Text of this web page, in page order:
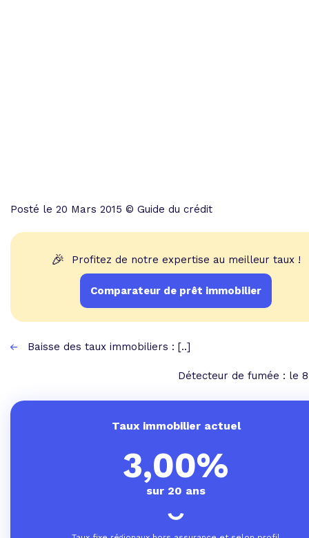
Posté le 20 Mars 2015 © Guide du crédit
🎉 Profitez de notre expertise au meilleur taux !
Comparateur de prêt immobilier
Baisse des taux immobiliers : [..]
Détecteur de fumée : le
Taux immobilier actuel
3,00%
sur 20 ans